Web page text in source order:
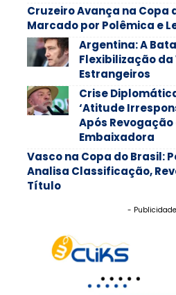
Cruzeiro Avança na Copa
Marcado por Polêmica e
Argentina: A
Flexibilização da
Estrangeiros
Crise
‘Atitude
Após
Embaixadora
Vasco na Copa do Brasil:
Analisa Classificação,
Título
-